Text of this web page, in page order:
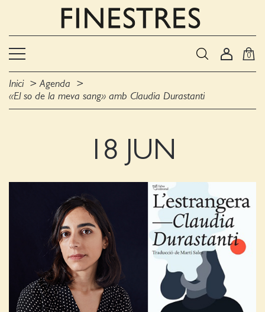
0
Inici
Agenda
«El so de la meva sang» amb Claudia Durastanti
18 JUN